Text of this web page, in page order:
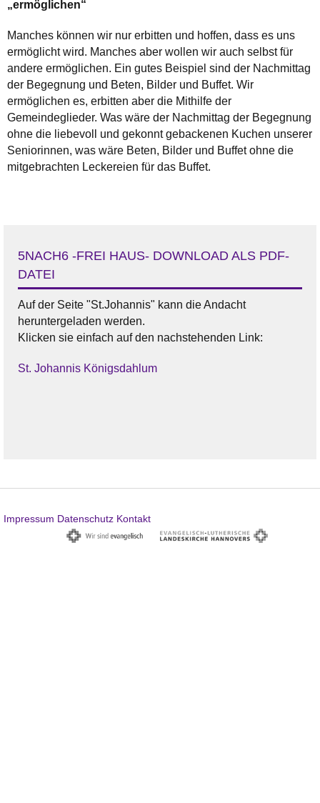
„ermöglichen“
Manches können wir nur erbitten und hoffen, dass es uns
ermöglicht wird. Manches aber wollen wir auch selbst für
andere ermöglichen. Ein gutes Beispiel sind der Nachmittag
der Begegnung und Beten, Bilder und Buffet. Wir
ermöglichen es, erbitten aber die Mithilfe der
Gemeindeglieder. Was wäre der Nachmittag der Begegnung
ohne die liebevoll und gekonnt gebackenen Kuchen unserer
Seniorinnen, was wäre Beten, Bilder und Buffet ohne die
mitgebrachten Leckereien für das Buffet.
5NACH6 -FREI HAUS- DOWNLOAD ALS PDF-
DATEI
Auf der Seite "St.Johannis" kann die Andacht
heruntergeladen werden.
Klicken sie einfach auf den nachstehenden Link:
St. Johannis Königsdahlum
Impressum Datenschutz Kontakt